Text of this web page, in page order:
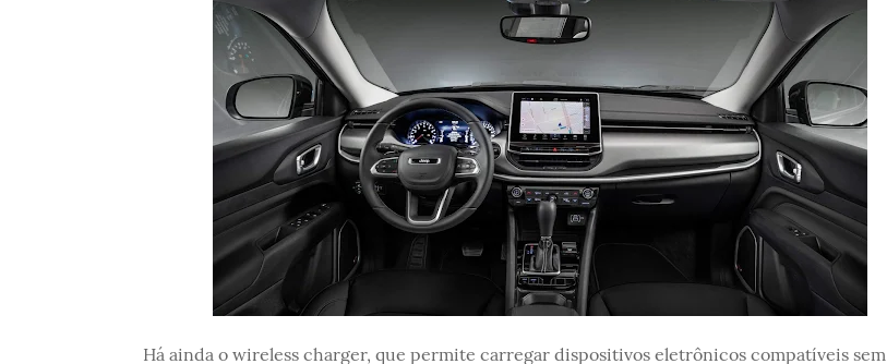
Há ainda o wireless charger, que permite carregar dispositivos eletrônicos compatíveis sem